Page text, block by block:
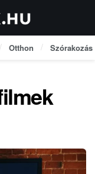
Otthon Szórakozás